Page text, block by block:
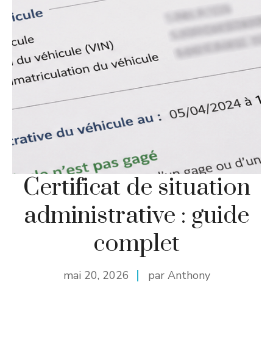
Certificat de situation
administrative : guide
complet
mai 20, 2026 par Anthony